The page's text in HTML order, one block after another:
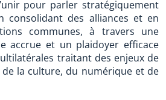
pour parler stratégiquement
consolidant des alliances et en
communes, à travers une
accrue et un plaidoyer efficace
traitant des enjeux de
la culture, du numérique et de